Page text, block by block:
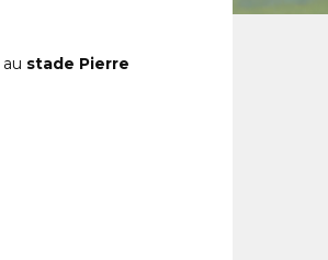
au stade Pierre